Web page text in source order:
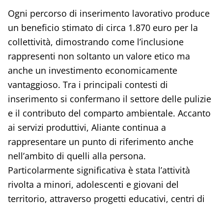
Ogni percorso di inserimento lavorativo produce
un beneficio stimato di circa 1.870 euro per la
collettività, dimostrando come l’inclusione
rappresenti non soltanto un valore etico ma
anche un investimento economicamente
vantaggioso. Tra i principali contesti di
inserimento si confermano il settore delle pulizie
e il contributo del comparto ambientale. Accanto
ai servizi produttivi, Aliante continua a
rappresentare un punto di riferimento anche
nell’ambito di quelli alla persona.
Particolarmente significativa è stata l’attività
rivolta a minori, adolescenti e giovani del
territorio, attraverso progetti educativi, centri di